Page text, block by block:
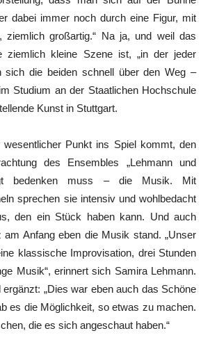
dabei immer noch durch eine Figur, mit
ziemlich großartig.“ Na ja, und weil das
ziemlich kleine Szene ist, „in der jeder
sich die beiden schnell über den Weg –
Studium an der Staatlichen Hochschule
Kunst in Stuttgart.
wesentlicher Punkt ins Spiel kommt, den
des Ensembles „Lehmann und
bedenken muss – die Musik. Mit
sprechen sie intensiv und wohlbedacht
den ein Stück haben kann. Und auch
am Anfang eben die Musik stand. „Unser
klassische Improvisation, drei Stunden
Musik“, erinnert sich Samira Lehmann.
„Dies war eben auch das Schöne
es die Möglichkeit, so etwas zu machen.
die es sich angeschaut haben.“